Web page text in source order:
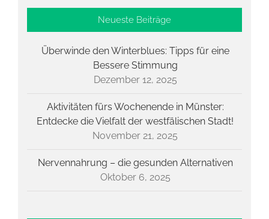
Neueste Beiträge
Überwinde den Winterblues: Tipps für eine
Bessere Stimmung
Dezember 12, 2025
Aktivitäten fürs Wochenende in Münster:
Entdecke die Vielfalt der westfälischen Stadt!
November 21, 2025
Nervennahrung – die gesunden Alternativen
Oktober 6, 2025